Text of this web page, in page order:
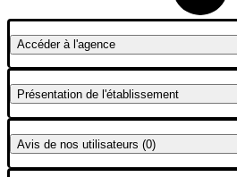
Accéderà l'agence
Présentation de l'établissement
Avis de nos utilisateurs (0)